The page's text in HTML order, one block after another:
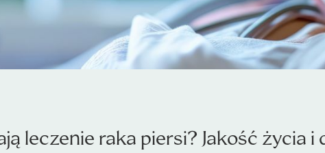
leczenie raka piersi? Jakość życia